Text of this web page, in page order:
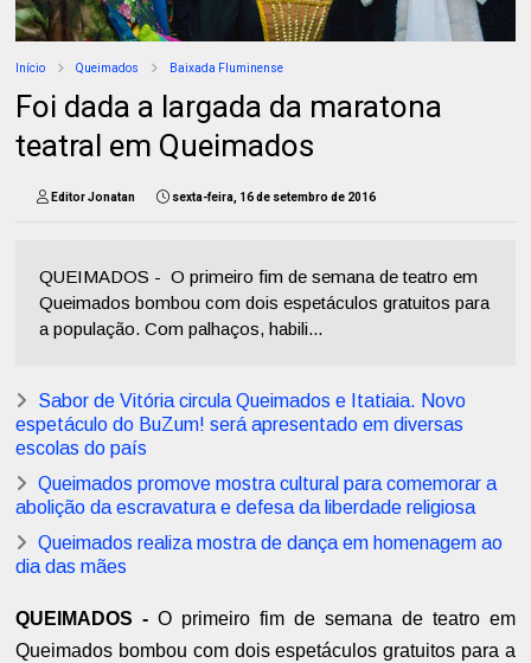
Início Queimados Baixada Fluminense
Foi dada a largada da maratona
teatral em Queimados
Editor Jonatan sexta-feira, 16 de setembro de 2016
QUEIMADOS - O primeiro fim de semana de teatro em
Queimados bombou com dois espetáculos gratuitos para
a população. Com palhaços, habili...
Sabor de Vitória circula Queimados e Itatiaia. Novo
espetáculo do BuZum! será apresentado em diversas
escolas do país
Queimados promove mostra cultural para comemorar a
abolição da escravatura e defesa da liberdade religiosa
Queimados realiza mostra de dança em homenagem ao
dia das mães
QUEIMADOS -O primeiro fim de semana de teatro em
Queimados bombou com dois espetáculos gratuitos para a